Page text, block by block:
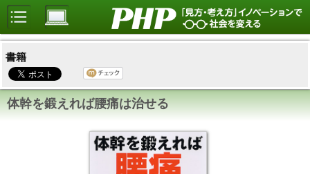
書籍
体幹を鍛えれば腰痛は治せる